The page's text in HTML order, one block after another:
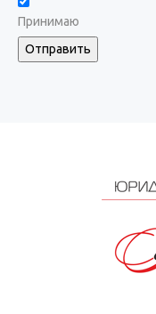
Принимаю
Отправить